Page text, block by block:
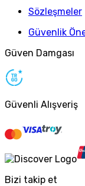
Sözleşmeler
Güvenlik
Güven Damgası
Güvenli Alışveriş
Bizi takip et